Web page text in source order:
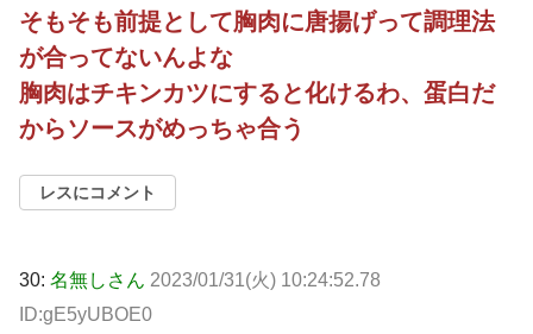
そもそも前提として胸肉に唐揚げって調理法
が合ってないんよな
胸肉はチキンカツにすると化けるわ、蛋白だ
からソースがめっちゃ合う
レスにコメント
30: 名無しさん 2023/01/31(火) 10:24:52.78
ID:gE5yUBOE0